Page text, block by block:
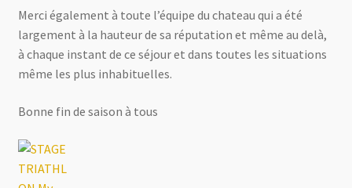
Merci également à toute l’équipe du chateau qui a été
largement à la hauteur de sa réputation et même au delà,
à chaque instant de ce séjour et dans toutes les situations
même les plus inhabituelles.
Bonne fin de saison à tous